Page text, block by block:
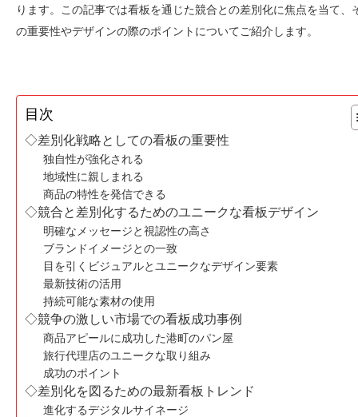
ります。この記事では看板を通じた競合との差別化に焦点を当て、
の重要性やデザインの際のポイントについてご紹介します。
目次
◇差別化戦略としての看板の重要性
独自性が強化される
地域性に親しまれる
商品の特性を発信できる
◇競合と差別化するためのユニークな看板デザイン
明確なメッセージと視認性の高さ
ブランドイメージとの一致
目を引くビジュアルとユニークなデザイン要素
最新技術の活用
持続可能な素材の使用
◇競争の激しい市場での看板成功事例
商品アピールに成功した港町のパン屋
旅行代理店のユニークな取り組み
成功のポイント
◇差別化を図るための最新看板トレンド
進化するデジタルサイネージ